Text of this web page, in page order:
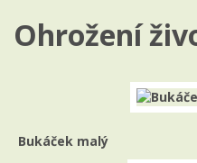
Ohrožení
Bukáček malý